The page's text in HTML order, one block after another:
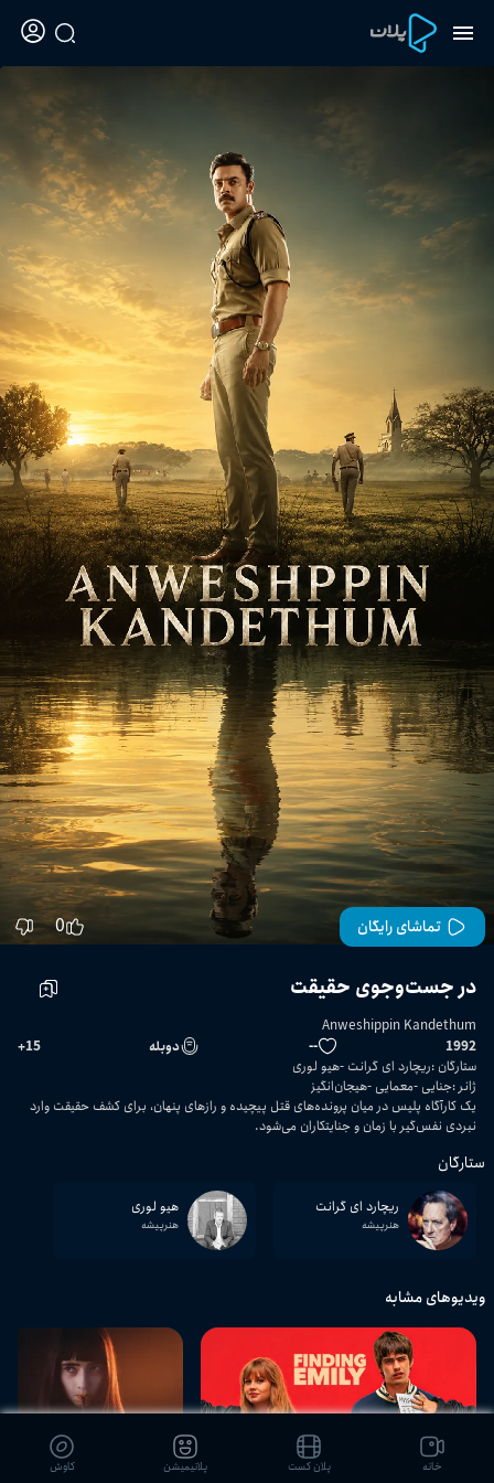
تماشای رایگان 0
در جست‌وجوی حقیقت
Anweshippin Kandethum
1992
-- دوبله 15
+
ستارگان :ریچارد ای گرانت هیو لوری
ژانر :جنایی معمایی هیجان‌انگیز
یک کارآگاه پلیس در میان پرونده‌های قتل پیچیده و رازهای پنهان، برای کشف حقیقت وارد
نبردی نفس‌گیر با زمان و جنایتکاران می‌شود.
ستارگان
ریچارد ای گرانت
هنرپیشه
هیو لوری
هنرپیشه
ویدیوهای مشابه
خانه پلان کست پلانیمیشن کاوش